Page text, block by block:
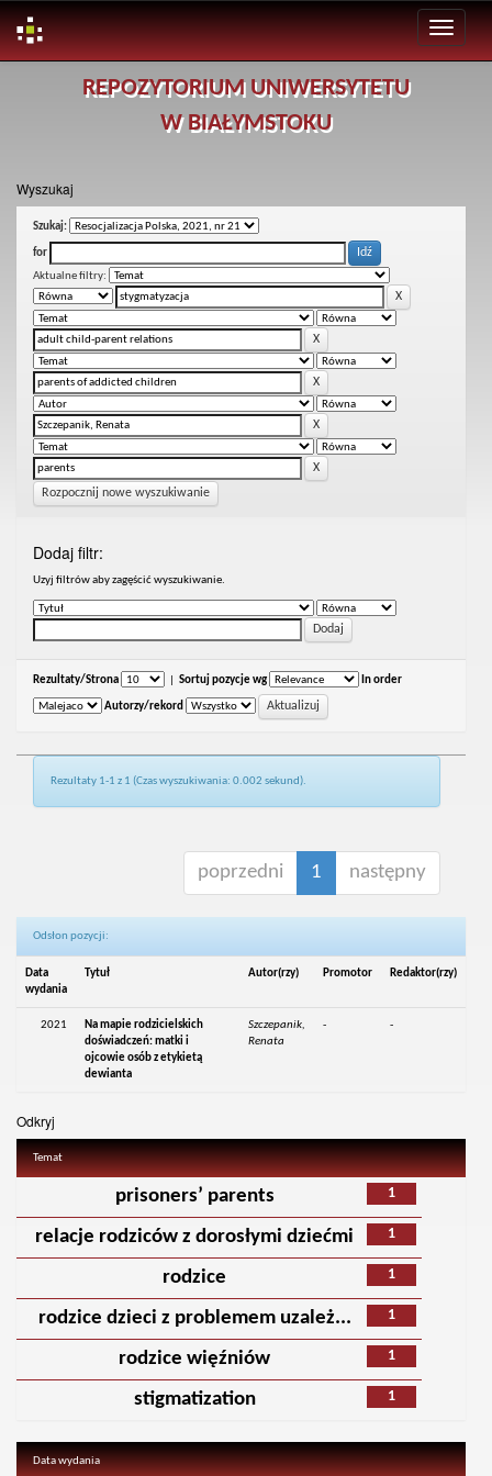
REPOZYTORIUM UNIWERSYTETU
W BIAŁYMSTOKU
Wyszukaj
Szukaj:
for
Aktualne filtry:
Rozpocznij nowe wyszukiwanie
Dodaj filtr:
Uzyj filtrów aby zagęścić wyszukiwanie.
Rezultaty/Strona Sortuj pozycje wg In order
Autorzy/rekord
Rezultaty 1-1 z 1 (Czas wyszukiwania: 0.002 sekund).
poprzedni 1 następny
Odsłon pozycji:
Data
wydania
Tytuł Autor(rzy) Promotor Redaktor(rzy)
2021
Na mapie rodzicielskich
doświadczeń: matki i
ojcowie osób z etykietą
dewianta
Szczepanik,
Renata
- -
Odkryj
Temat
1
prisoners’ parents
1
relacje rodziców z dorosłymi dziećmi
1
rodzice
1
rodzice dzieci z problemem uzależ...
1
rodzice więźniów
1
stigmatization
Data wydania